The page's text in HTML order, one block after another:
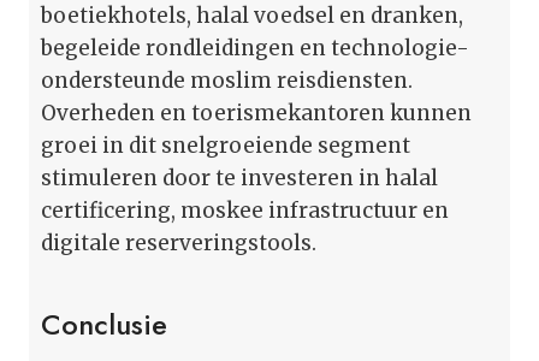
boetiekhotels, halal voedsel en dranken,
begeleide rondleidingen en technologie-
ondersteunde moslim reisdiensten.
Overheden en toerismekantoren kunnen
groei in dit snelgroeiende segment
stimuleren door te investeren in halal
certificering, moskee infrastructuur en
digitale reserveringstools.
Conclusie